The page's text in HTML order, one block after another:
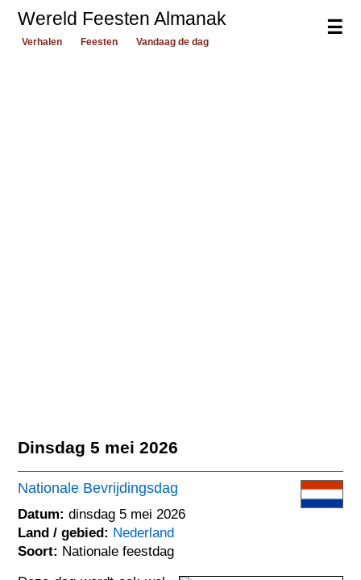
☰
Wereld Feesten Almanak
Verhalen Feesten Vandaag de dag
Dinsdag 5 mei 2026
Nationale Bevrijdingsdag
Datum: dinsdag 5 mei 2026
Land / gebied: Nederland
Soort: Nationale feestdag